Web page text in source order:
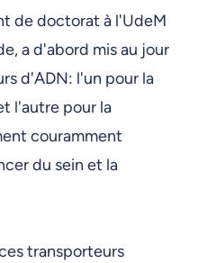
de doctorat à l'UdeM
a d'abord mis au jour
d'ADN: l'un pour la
l'autre pour la
couramment
du sein et la
transporteurs